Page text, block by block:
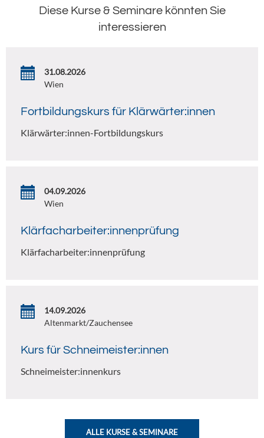
Diese Kurse & Seminare könnten Sie
interessieren
31.08.2026
Wien
Fortbildungskurs für Klärwärter:innen
Klärwärter:innen-Fortbildungskurs
04.09.2026
Wien
Klärfacharbeiter:innenprüfung
Klärfacharbeiter:innenprüfung
14.09.2026
Altenmarkt/Zauchensee
Kurs für Schneimeister:innen
Schneimeister:innenkurs
ALLE KURSE & SEMINARE